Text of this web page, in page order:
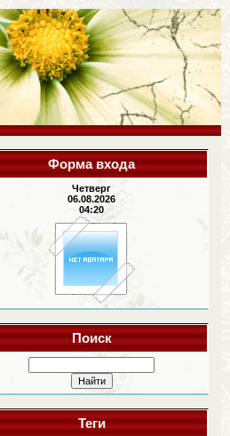
Форма входа
Четверг
06.08.2026
04:20
Поиск
Теги